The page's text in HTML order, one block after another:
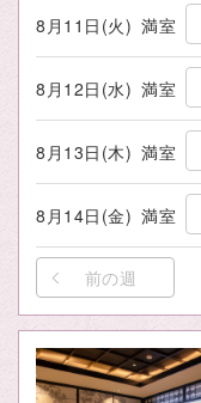
8月11日(火) 満室
8月12日(水) 満室
8月13日(木) 満室
8月14日(金) 満室
前の週